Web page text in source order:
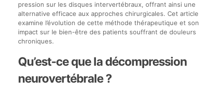
pression sur les disques intervertébraux, offrant ainsi une
alternative efficace aux approches chirurgicales. Cet article
examine l’évolution de cette méthode thérapeutique et son
impact sur le bien-être des patients souffrant de douleurs
chroniques.
Qu’est-ce que la décompression
neurovertébrale ?